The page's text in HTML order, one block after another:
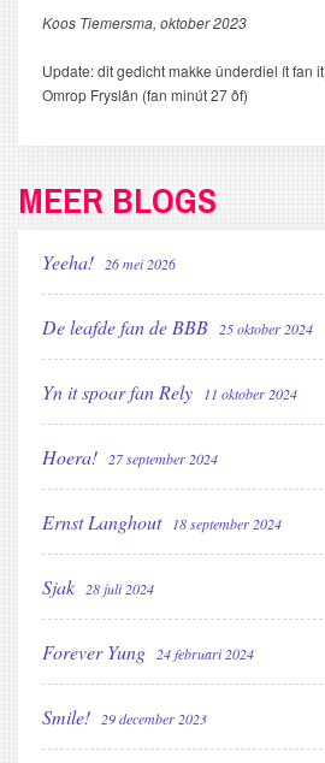
Koos Tiemersma, oktober 2023
Update: dit gedicht makke ûnderdiel ít fan it
Omrop Fryslân (fan minút 27 ôf)
MEER BLOGS
Yeeha! 26 mei 2026
De leafde fan de BBB 25 oktober 2024
Yn it spoar fan Rely 11 oktober 2024
Hoera! 27 september 2024
Ernst Langhout 18 september 2024
Sjak 28 juli 2024
Forever Yung 24 februari 2024
Smile! 29 december 2023